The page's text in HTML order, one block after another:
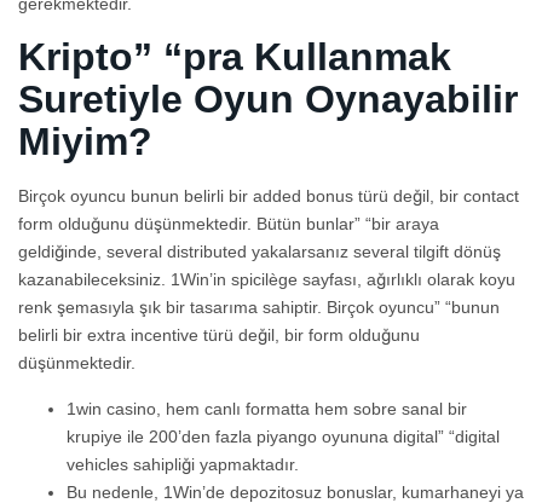
Kripto” “pra Kullanmak
Suretiyle Oyun Oynayabilir
Miyim?
Birçok oyuncu bunun belirli bir added bonus türü değil, bir contact
form olduğunu düşünmektedir. Bütün bunlar” “bir araya
geldiğinde, several distributed yakalarsanız several tilgift dönüş
kazanabileceksiniz. 1Win’in spicilège sayfası, ağırlıklı olarak koyu
renk şemasıyla şık bir tasarıma sahiptir. Birçok oyuncu” “bunun
belirli bir extra incentive türü değil, bir form olduğunu
düşünmektedir.
1win casino, hem canlı formatta hem sobre sanal bir
krupiye ile 200’den fazla piyango oyununa digital” “digital
vehicles sahipliği yapmaktadır.
Bu nedenle, 1Win’de depozitosuz bonuslar, kumarhaneyi ya